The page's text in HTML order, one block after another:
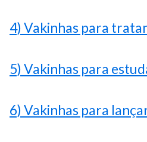
4) Vakinhas para
5) Vakinhas para
6) Vakinhas para